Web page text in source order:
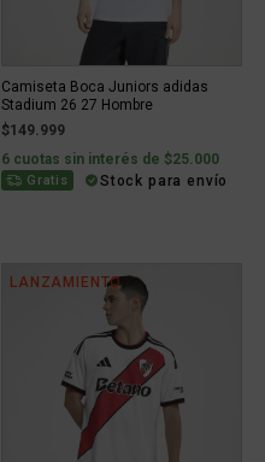
Camiseta Boca Juniors adidas
Stadium 26 27 Hombre
$149.999
6 cuotas sin interés de $25.000
Gratis Stock para envío
LANZAMIENTO